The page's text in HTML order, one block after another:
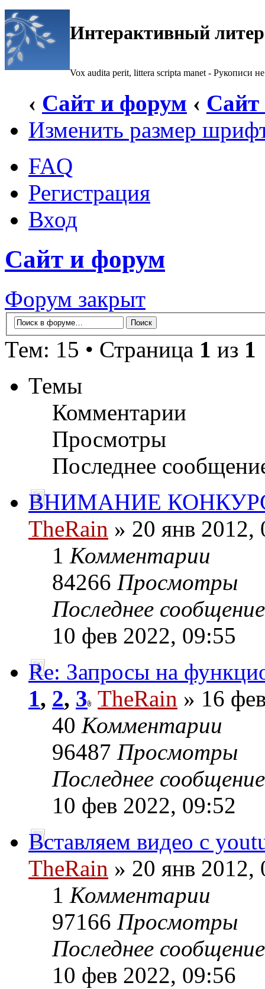
Интерактивный
Vox audita perit, littera scripta manet - Рукописи не
‹ Сайт и форум ‹
Изменить размер
FAQ
Регистрация
Вход
Сайт и форум
Форум закрыт
Тем: 15 • Страница 1 из 1
Темы
Комментарии
Просмотры
Последнее
ВНИМАНИЕ
TheRain » 20 янв 2012,
1 Комментарии
84266 Просмотры
Последнее
10 фев 2022, 09:55
Re: Запросы на
1, 2, 3 TheRain » 16
40 Комментарии
96487 Просмотры
Последнее
10 фев 2022, 09:52
Вставляем видео с
TheRain » 20 янв 2012,
1 Комментарии
97166 Просмотры
Последнее
10 фев 2022, 09:56